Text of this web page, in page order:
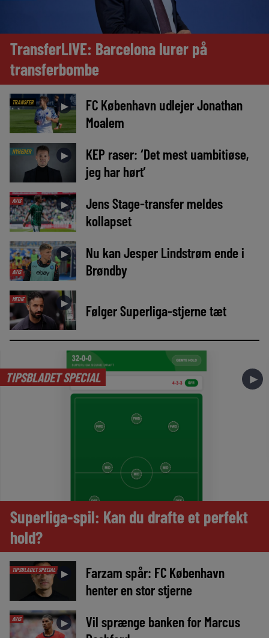
TransferLIVE: Barcelona lurer på
transferbombe
TRANSFER ►
FC København udlejer Jonathan
Moalem
NYHEDER ►
KEP raser: ‘Det mest uambitiøse,
jeg har hørt’
AVIS ►
Jens Stage-transfer meldes
kollapset
AVIS
►
Nu kan Jesper Lindstrøm ende i
Brøndby
MEDIE ► Følger Superliga-stjerne tæt
TIPSBLADET SPECIAL ►
Superliga-spil: Kan du drafte et perfekt
hold?
TIPSBLADET SPECIAL ►
Farzam spår: FC København
henter en stor stjerne
AVIS ►
Vil sprænge banken for Marcus